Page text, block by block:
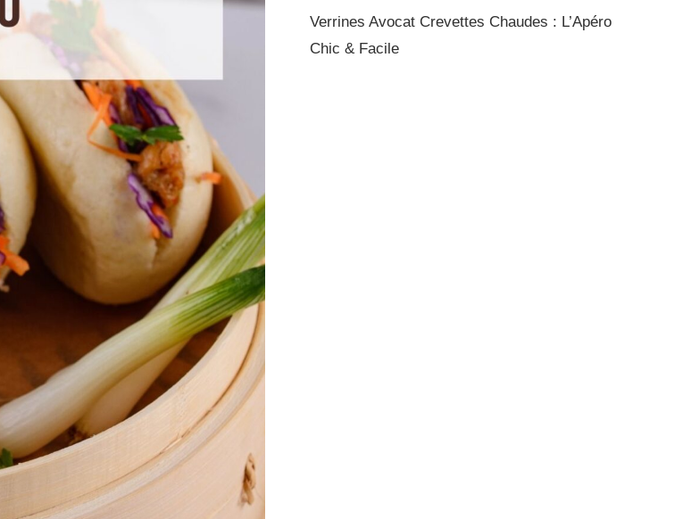
Verrines Avocat Crevettes Chaudes : L’Apéro
Chic & Facile